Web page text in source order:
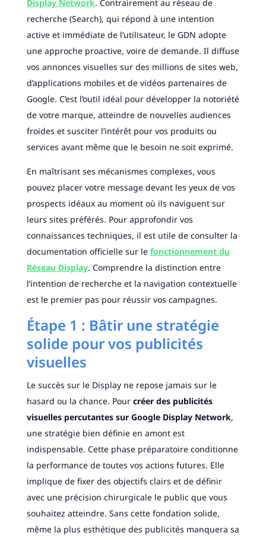
Display Network. Contrairement au réseau de
recherche (Search), qui répond à une intention
active et immédiate de l’utilisateur, le GDN adopte
une approche proactive, voire de demande. Il diffuse
vos annonces visuelles sur des millions de sites web,
d’applications mobiles et de vidéos partenaires de
Google. C’est l’outil idéal pour développer la notoriété
de votre marque, atteindre de nouvelles audiences
froides et susciter l’intérêt pour vos produits ou
services avant même que le besoin ne soit exprimé.
En maîtrisant ses mécanismes complexes, vous
pouvez placer votre message devant les yeux de vos
prospects idéaux au moment où ils naviguent sur
leurs sites préférés. Pour approfondir vos
connaissances techniques, il est utile de consulter la
documentation officielle sur le fonctionnement du
Réseau Display. Comprendre la distinction entre
l’intention de recherche et la navigation contextuelle
est le premier pas pour réussir vos campagnes.
Étape 1 : Bâtir une stratégie
solide pour vos publicités
visuelles
Le succès sur le Display ne repose jamais sur le
hasard ou la chance. Pour créer des publicités
visuelles percutantes sur Google Display Network,
une stratégie bien définie en amont est
indispensable. Cette phase préparatoire conditionne
la performance de toutes vos actions futures. Elle
implique de fixer des objectifs clairs et de définir
avec une précision chirurgicale le public que vous
souhaitez atteindre. Sans cette fondation solide,
même la plus esthétique des publicités manquera sa